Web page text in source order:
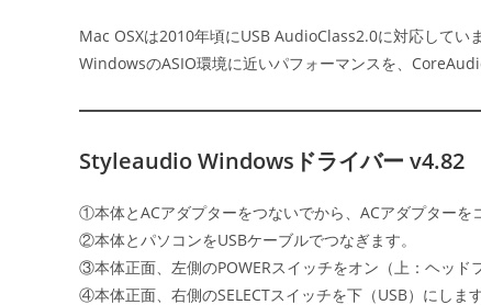
Mac OSXは2010年頃にUSB AudioClass2.0に対応していま
WindowsのASIO環境に近いパフォーマンスを、
Styleaudio Windowsドライバー v4.82
①本体とACアダプターをつないでから、ACアダプターを
②本体とパソコンをUSBケーブルでつなぎます。
③本体正面、左側のPOWERスイッチをオン（上：ヘッド
④本体正面、右側のSELECTスイッチを下（USB）にします